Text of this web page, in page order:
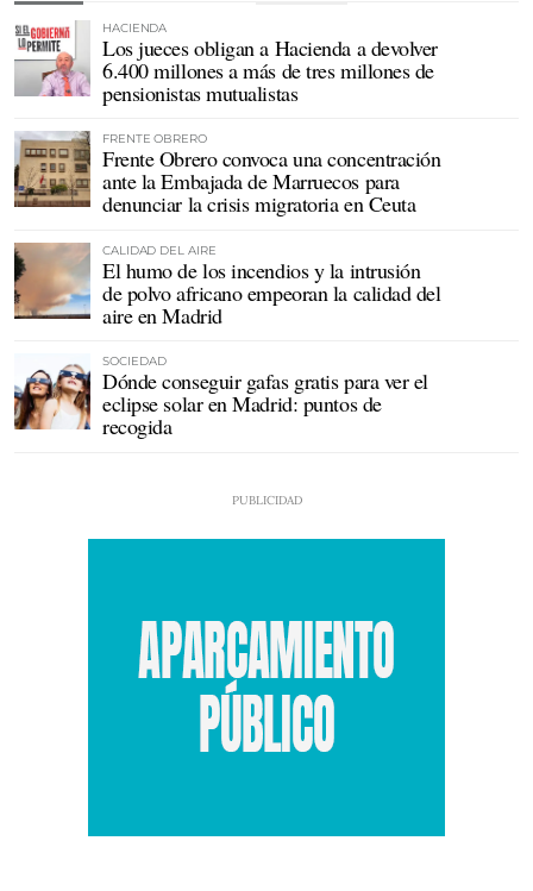
HACIENDA
Los jueces obligan a Hacienda a devolver
6.400 millones a más de tres millones de
pensionistas mutualistas
FRENTE OBRERO
Frente Obrero convoca una concentración
ante la Embajada de Marruecos para
denunciar la crisis migratoria en Ceuta
CALIDAD DEL AIRE
El humo de los incendios y la intrusión
de polvo africano empeoran la calidad del
aire en Madrid
SOCIEDAD
Dónde conseguir gafas gratis para ver el
eclipse solar en Madrid: puntos de
recogida